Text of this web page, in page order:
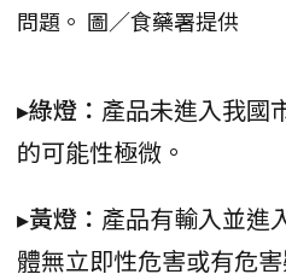
問題。 圖／食藥署提供
▸綠燈： 產品未進入我國
的可能性極微。
▸黃燈： 產品有輸入並進
體無立即性危害或有危